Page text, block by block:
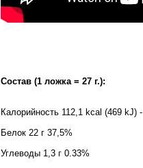
Состав (1 ложка = 27 г.):
Калорийность 112,1 kcal (469 kJ) -
Белок 22 г 37,5%
Углеводы 1,3 г 0.33%